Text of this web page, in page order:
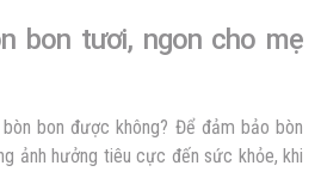
bon tươi, ngon cho mẹ
bon được không? Để đảm bảo bòn
ảnh hưởng tiêu cực đến sức khỏe, khi